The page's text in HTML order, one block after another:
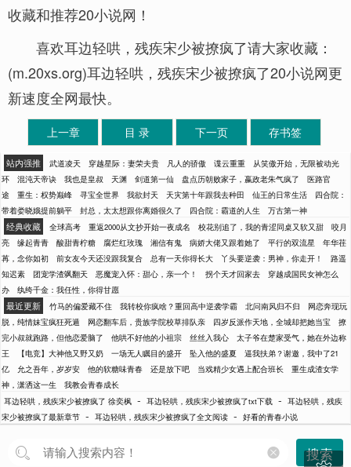
收藏和推荐20小说网！
喜欢耳边轻哄，残疾宋少被撩疯了请大家收藏：
(m.20xs.org)耳边轻哄，残疾宋少被撩疯了20小说网更
新速度全网最快。
上一章 目 录 下一页 存书签
站内强推 武道凌天 穿越星际：妻荣夫贵 凡人的骄傲 谍云重重
从笑傲开始，无限被动光
环
混沌天帝诀 我也是皇叔 天渊 剑道第一仙 盘点历朝败家子，嬴政老朱气疯了
医路官
途
重生：权势巅峰 寻宝全世界 我欲封天 天灾第十年跟我去种田 仙王的日常生活
四合院：
带着娄晓娥提前躺平
封总，太太想跟你离婚很久了 四合院：霸道的人生 万古第一神
经典收藏 全球高考 重返2000从文抄开始一夜成名 校花别追了，我的青涩同桌又软又甜
咬月
亮
缘起青青 酸甜青柠糖 腐烂红玫瑰 湘信有鬼 病娇大佬又跟着她了 平行的双流星
年华荏
苒，念你如初
前女友今天还没跟我复合 总有一天你得长大 丫头要逆袭：男神，你走开！
路遥
知迟素
团宠学渣飒翻天 恶魔宠入怀：甜心，亲一个！ 拐个天才回家去
穿越成国民女神怎么
办
纨绔千金：我任性，你得甘愿
最近更新 竹马的偏爱藏不住 我转校你疯啥？重回高中逆袭学霸 北问南风归不归
网恋奔现玩
脱，纯情妹宝疯狂死遁
网恋翻车后，贵族学院校草排队亲 四岁反派作天地，全城却把她当宝
撩
完小叔就跑路，但他恋爱脑了
他哄不好他的小祖宗 丝丝入我心
太子爷在楚家受气，她在外边称
王
【电竞】大神他又野又奶 一场无人瞩目的盛开 坠入他的盛夏
逼我扶弟？谢邀，我中了21
亿
允之吾年，岁岁安 他的软糖味青春 还是放下吧 当戏精少女遇上配合班长
重生成渣女学
神，潇洒这一生
我教会青春成长
耳边轻哄，残疾宋少被撩疯了 徐奕枫 - 耳边轻哄，残疾宋少被撩疯了txt下载 - 耳边轻哄，残疾
宋少被撩疯了最新章节 - 耳边轻哄，残疾宋少被撩疯了全文阅读 - 好看的青春小说
搜索